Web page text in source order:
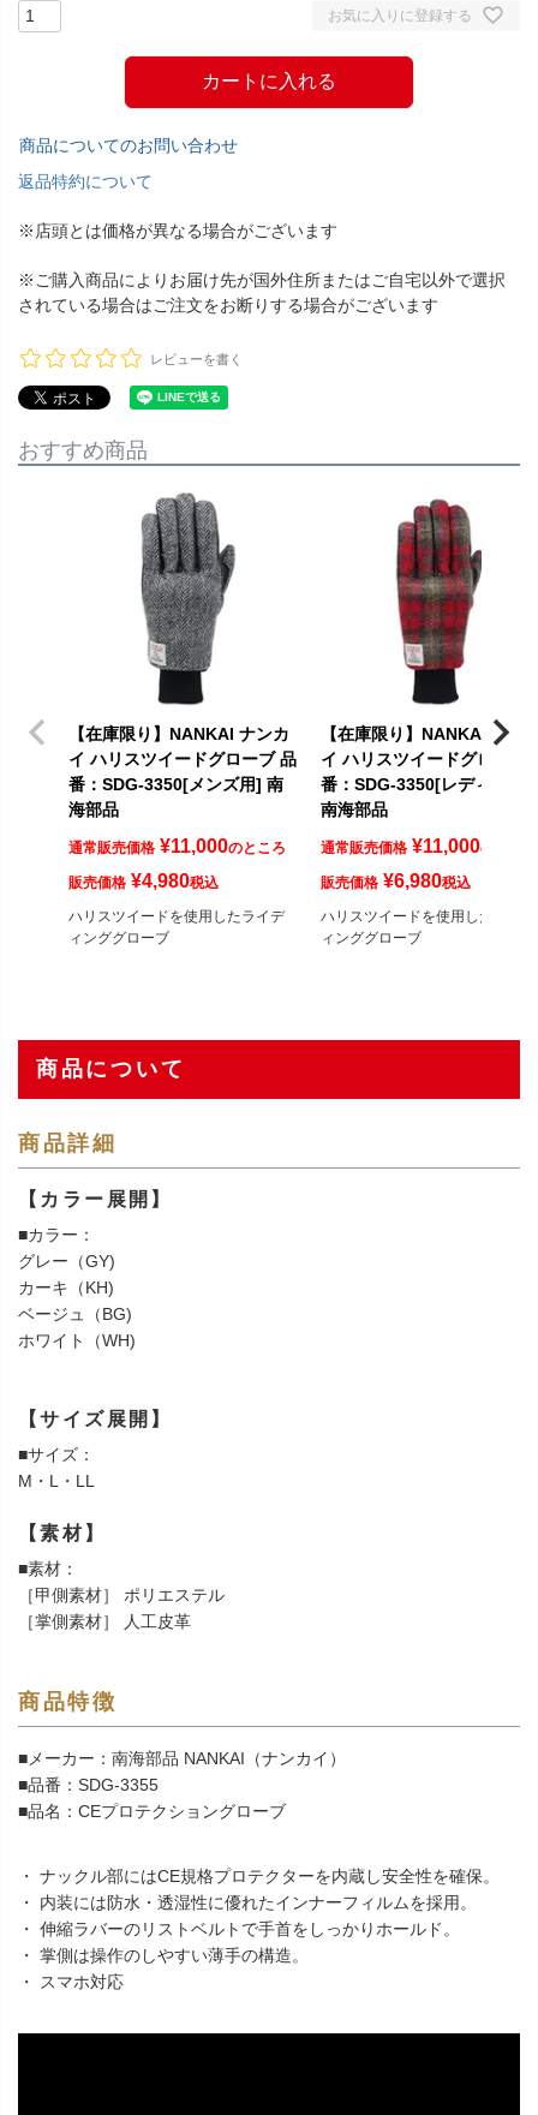
お気に入りに登録する
カートに入れる
商品についてのお問い合わせ
返品特約について
※店頭とは価格が異なる場合がございます
※ご購入商品によりお届け先が国外住所またはご自宅以外で選択
されている場合はご注文をお断りする場合がございます
レビューを書く
おすすめ商品
【在庫限り】NANKAI ナンカ
イ ハリスツイードグローブ 品
番：SDG-3350[メンズ用] 南
海部品
通常販売価格 ¥11,000のところ
販売価格 ¥4,980税込
ハリスツイードを使用したライデ
ィンググローブ
【在庫限り】NANKAI ナン
イ ハリスツイードグローブ
番：SDG-3350[レディース
南海部品
通常販売価格 ¥11,000のところ
販売価格 ¥6,980税込
ハリスツイードを使用したライデ
ィンググローブ
商品について
商品詳細
【カラー展開】
■カラー：
グレー（GY)
カーキ（KH)
ベージュ（BG)
ホワイト（WH)
【サイズ展開】
■サイズ：
M・L・LL
【素材】
■素材：
［甲側素材］ ポリエステル
［掌側素材］ 人工皮革
商品特徴
■メーカー：南海部品 NANKAI（ナンカイ）
■品番：SDG-3355
■品名：CEプロテクショングローブ
・ ナックル部にはCE規格プロテクターを内蔵し安全性を確保。
・ 内装には防水・透湿性に優れたインナーフィルムを採用。
・ 伸縮ラバーのリストベルトで手首をしっかりホールド。
・ 掌側は操作のしやすい薄手の構造。
・ スマホ対応